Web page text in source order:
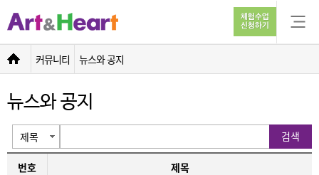
뉴스와 공지 | 아트앤하트 아동미술교육
커뮤니티 뉴스와 공지
뉴스와 공지
검색
번호 제목